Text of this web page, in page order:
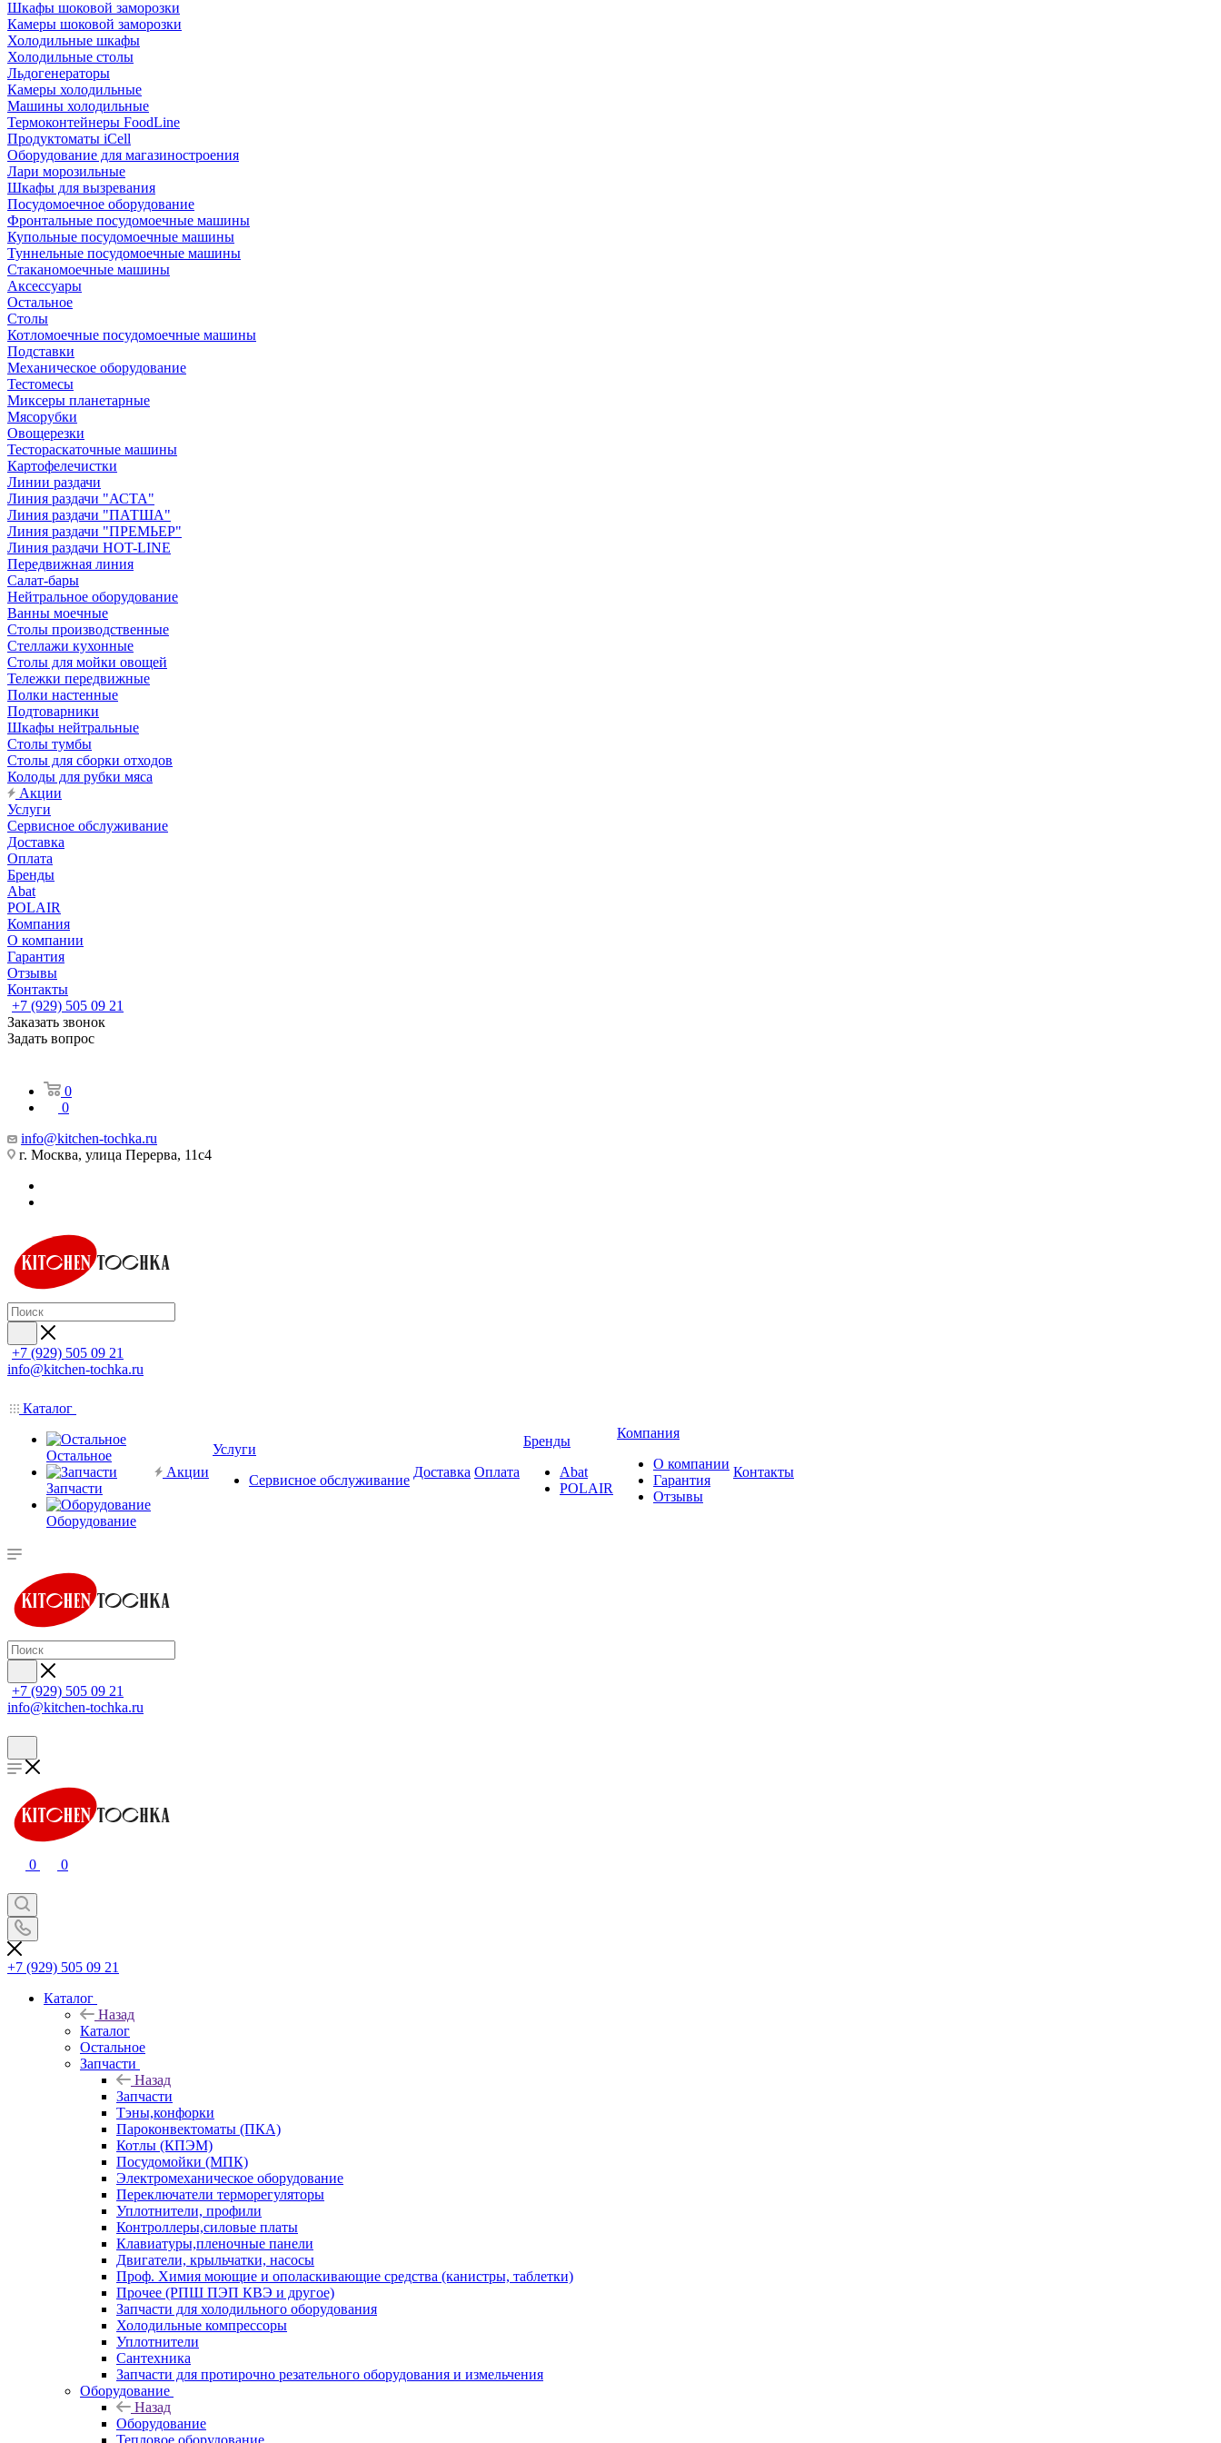
Шкафы шоковой заморозки
Камеры шоковой заморозки
Холодильные шкафы
Холодильные столы
Льдогенераторы
Камеры холодильные
Машины холодильные
Термоконтейнеры FoodLine
Продуктоматы iCell
Оборудование для магазиностроения
Лари морозильные
Шкафы для вызревания
Посудомоечное оборудование
Фронтальные посудомоечные машины
Купольные посудомоечные машины
Туннельные посудомоечные машины
Стаканомоечные машины
Аксессуары
Остальное
Столы
Котломоечные посудомоечные машины
Подставки
Механическое оборудование
Тестомесы
Миксеры планетарные
Мясорубки
Овощерезки
Тестораскаточные машины
Картофелечистки
Линии раздачи
Линия раздачи "АСТА"
Линия раздачи "ПАТША"
Линия раздачи "ПРЕМЬЕР"
Линия раздачи HOT-LINE
Передвижная линия
Салат-бары
Нейтральное оборудование
Ванны моечные
Столы производственные
Стеллажи кухонные
Столы для мойки овощей
Тележки передвижные
Полки настенные
Подтоварники
Шкафы нейтральные
Столы тумбы
Столы для сборки отходов
Колоды для рубки мяса
Акции
Услуги
Сервисное обслуживание
Доставка
Оплата
Бренды
Abat
POLAIR
Компания
О компании
Гарантия
Отзывы
Контакты
+7 (929) 505 09 21
Заказать звонок
Задать вопрос
0
0
info@kitchen-tochka.ru
г. Москва, улица Перерва, 11с4
+7 (929) 505 09 21
info@kitchen-tochka.ru
Каталог
Остальное
Запчасти
Оборудование
Акции
Услуги
Сервисное обслуживание
Доставка Оплата
Бренды
Abat
POLAIR
Компания
О компании
Гарантия
Отзывы
Контакты
+7 (929) 505 09 21
info@kitchen-tochka.ru
0 0
+7 (929) 505 09 21
Каталог
Назад
Каталог
Остальное
Запчасти
Назад
Запчасти
Тэны,конфорки
Пароконвектоматы (ПКА)
Котлы (КПЭМ)
Посудомойки (МПК)
Электромеханическое оборудование
Переключатели терморегуляторы
Уплотнители, профили
Контроллеры,силовые платы
Клавиатуры,пленочные панели
Двигатели, крыльчатки, насосы
Проф. Химия моющие и ополаскивающие средства (канистры, таблетки)
Прочее (РПШ ПЭП КВЭ и другое)
Запчасти для холодильного оборудования
Холодильные компрессоры
Уплотнители
Сантехника
Запчасти для протирочно резательного оборудования и измельчения
Оборудование
Назад
Оборудование
Тепловое оборудование